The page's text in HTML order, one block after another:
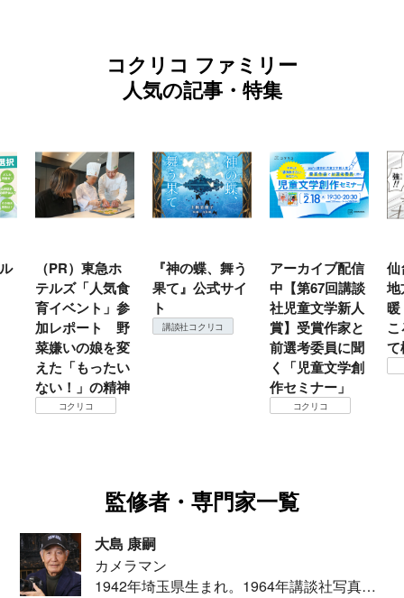
コクリコ ファミリー
人気の記事・特集
（PR）東急ホ
テルズ「人気食
育イベント」参
加レポート 野
菜嫌いの娘を変
えた「もったい
ない！」の精神
コクリコ
『神の蝶、舞う
果て』公式サイ
ト
講談社コクリコ
アーカイブ配信
中【第67回講談
社児童文学新人
賞】受賞作家と
前選考委員に聞
く「児童文学創
作セミナー」
コクリコ
仙
地
て
監修者・専門家一覧
大島 康嗣
カメラマン
1942年埼玉県生まれ。1964年講談社写真部